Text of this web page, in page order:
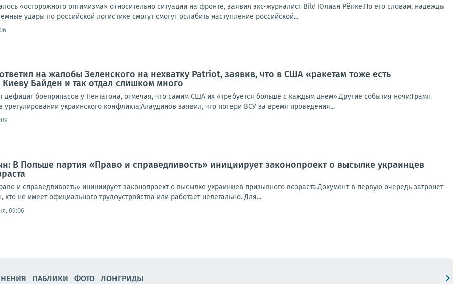
«осторожного оптимизма» относительно ситуации на фронте, заявил экс-журналист Bild Юлиан Рёпке.По его словам, надежды
удары по российской логистике смогут смогут ослабить наступление российской...
на жалобы Зеленского на нехватку Patriot, заявив, что в США «ракетам тоже есть
Байден и так отдал слишком много
дефицит боеприпасов у Пентагона, отмечая, что самим США их «требуется больше с каждым днем».Другие события ночи:Трамп
урегулировании украинского конфликта;Алаудинов заявил, что потери ВСУ за время проведения...
В Польше партия «Право и справедливость» инициирует законопроект о высылке украинцев
и справедливость» инициирует законопроект о высылке украинцев призывного возраста.Документ в первую очередь затронет
кто не имеет официального трудоустройства или работает нелегально. Для...
09:06
ПАБЛИКИ ФОТО ЛОНГРИДЫ